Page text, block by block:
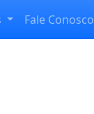
Fale Conosco